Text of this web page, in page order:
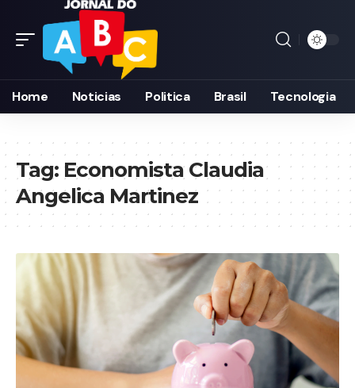
Home Noticias Politica Brasil Tecnologia
Tag: Economista Claudia
Angelica Martinez